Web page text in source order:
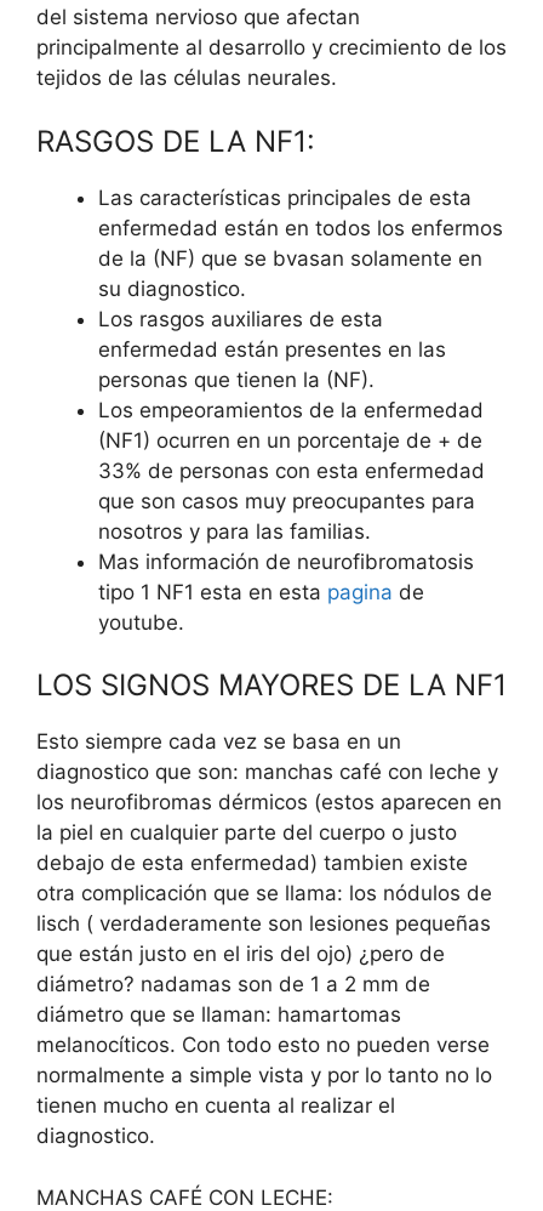
del sistema nervioso que afectan
principalmente al desarrollo y crecimiento de los
tejidos de las células neurales.
RASGOS DE LA NF1:
Las características principales de esta
enfermedad están en todos los enfermos
de la (NF) que se bvasan solamente en
su diagnostico.
Los rasgos auxiliares de esta
enfermedad están presentes en las
personas que tienen la (NF).
Los empeoramientos de la enfermedad
(NF1) ocurren en un porcentaje de + de
33% de personas con esta enfermedad
que son casos muy preocupantes para
nosotros y para las familias.
Mas información de neurofibromatosis
tipo 1 NF1 esta en esta pagina de
youtube.
LOS SIGNOS MAYORES DE LA NF1
Esto siempre cada vez se basa en un
diagnostico que son: manchas café con leche y
los neurofibromas dérmicos (estos aparecen en
la piel en cualquier parte del cuerpo o justo
debajo de esta enfermedad) tambien existe
otra complicación que se llama: los nódulos de
lisch ( verdaderamente son lesiones pequeñas
que están justo en el iris del ojo) ¿pero de
diámetro? nadamas son de 1 a 2 mm de
diámetro que se llaman: hamartomas
melanocíticos. Con todo esto no pueden verse
normalmente a simple vista y por lo tanto no lo
tienen mucho en cuenta al realizar el
diagnostico.
MANCHAS CAFÉ CON LECHE: